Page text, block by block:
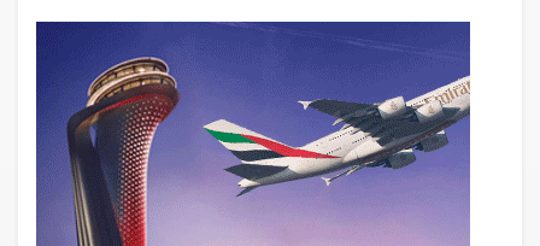
AyJet eğitim uçağı Hezarfen yakınında
kırım geçirdi
22 saat önce
Lufthansa ilk uçağını Starlink internetiyle
donattı